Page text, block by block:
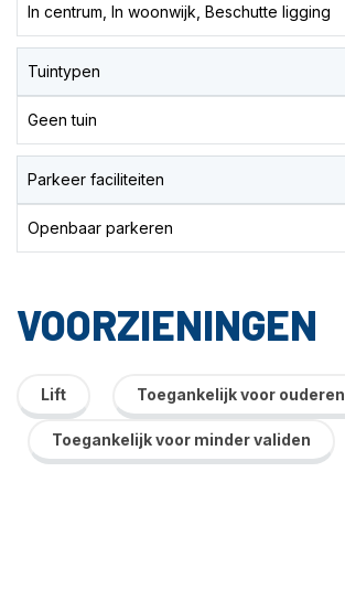
In centrum, In woonwijk, Beschutte ligging
Tuintypen
Geen tuin
Parkeer faciliteiten
Openbaar parkeren
VOORZIENINGEN
Lift Toegankelijk voor ouderen
Toegankelijk voor minder validen